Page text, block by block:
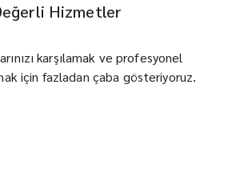
Hizmetler
karşılamak ve profesyonel
için fazladan çaba gösteriyoruz.